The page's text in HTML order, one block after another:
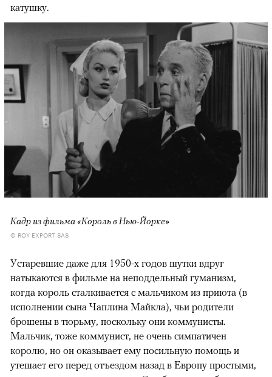
катушку.
Кадр из фильма «Король в Нью-Йорке»
© ROY EXPORT SAS
Устаревшие даже для 1950-х годов шутки вдруг
натыкаются в фильме на неподдельный гуманизм,
когда король сталкивается с мальчиком из приюта (в
исполнении сына Чаплина Майкла), чьи родители
брошены в тюрьму, поскольку они коммунисты.
Мальчик, тоже коммунист, не очень симпатичен
королю, но он оказывает ему посильную помощь и
утешает его перед отъездом назад в Европу простыми,